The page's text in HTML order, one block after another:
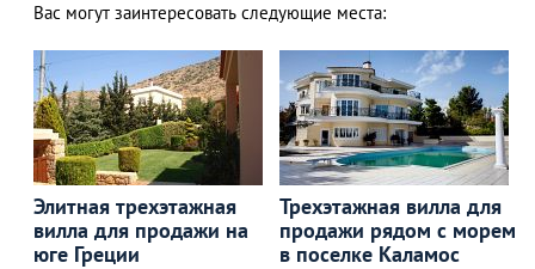
Вас могут заинтересовать следующие места:
Элитная трехэтажная
вилла для продажи на
юге Греции
Трехэтажная вилла для
продажи рядом с морем
в поселке Каламос